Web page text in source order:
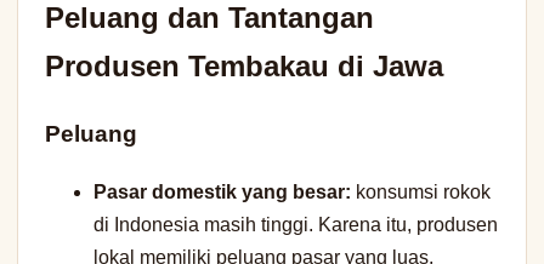
Peluang dan Tantangan
Produsen Tembakau di Jawa
Peluang
Pasar domestik yang besar: konsumsi rokok
di Indonesia masih tinggi. Karena itu, produsen
lokal memiliki peluang pasar yang luas.